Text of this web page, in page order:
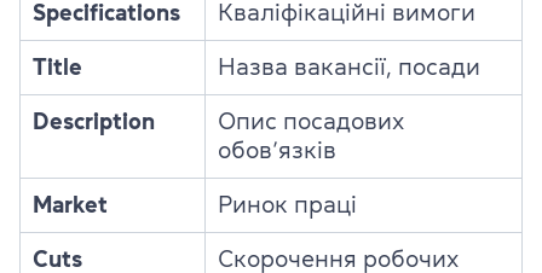
Specifications Кваліфікаційні вимоги
Title Назва вакансії, посади
Description
Опис посадових
обов’язків
Market Ринок праці
Cuts
Скорочення робочих